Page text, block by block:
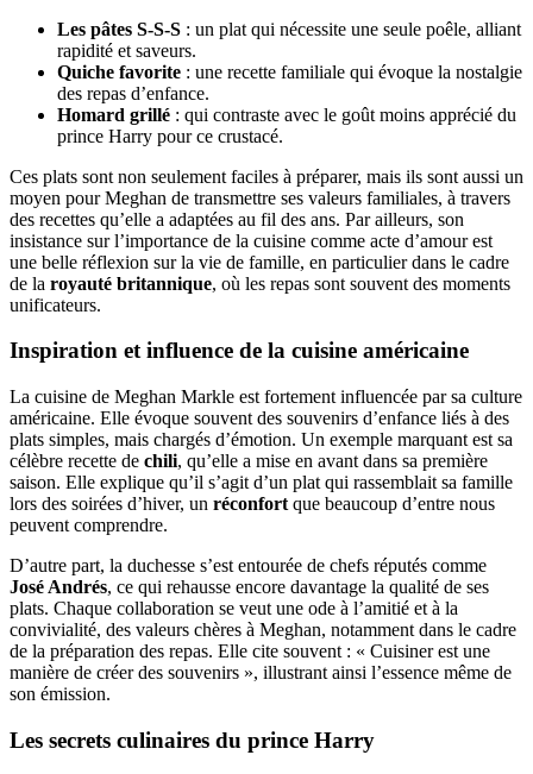
Les pâtes S-S-S : un plat qui nécessite une seule poêle, alliant
rapidité et saveurs.
Quiche favorite : une recette familiale qui évoque la nostalgie
des repas d’enfance.
Homard grillé : qui contraste avec le goût moins apprécié du
prince Harry pour ce crustacé.
Ces plats sont non seulement faciles à préparer, mais ils sont aussi un
moyen pour Meghan de transmettre ses valeurs familiales, à travers
des recettes qu’elle a adaptées au fil des ans. Par ailleurs, son
insistance sur l’importance de la cuisine comme acte d’amour est
une belle réflexion sur la vie de famille, en particulier dans le cadre
de la royauté britannique, où les repas sont souvent des moments
unificateurs.
Inspiration et influence de la cuisine américaine
La cuisine de Meghan Markle est fortement influencée par sa culture
américaine. Elle évoque souvent des souvenirs d’enfance liés à des
plats simples, mais chargés d’émotion. Un exemple marquant est sa
célèbre recette de chili, qu’elle a mise en avant dans sa première
saison. Elle explique qu’il s’agit d’un plat qui rassemblait sa famille
lors des soirées d’hiver, un réconfort que beaucoup d’entre nous
peuvent comprendre.
D’autre part, la duchesse s’est entourée de chefs réputés comme
José Andrés, ce qui rehausse encore davantage la qualité de ses
plats. Chaque collaboration se veut une ode à l’amitié et à la
convivialité, des valeurs chères à Meghan, notamment dans le cadre
de la préparation des repas. Elle cite souvent : « Cuisiner est une
manière de créer des souvenirs », illustrant ainsi l’essence même de
son émission.
Les secrets culinaires du prince Harry